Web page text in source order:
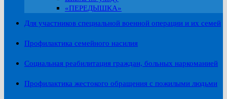
«ПЕРЕДЫШКА»
Для участников специальной военной операции и их семей
Профилактика семейного насилия
Социальная реабилитация граждан, больных наркоманией
Профилактика жестокого обращения с пожилыми людьми